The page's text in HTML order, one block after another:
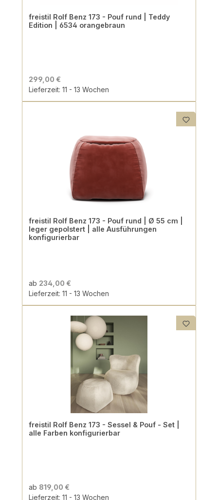
freistil Rolf Benz 173 - Pouf rund | Teddy
Edition | 6534 orangebraun
299,00 €
Lieferzeit: 11 - 13 Wochen
freistil Rolf Benz 173 - Pouf rund | Ø 55 cm |
leger gepolstert | alle Ausführungen
konfigurierbar
ab 234,00 €
Lieferzeit: 11 - 13 Wochen
freistil Rolf Benz 173 - Sessel & Pouf - Set |
alle Farben konfigurierbar
ab 819,00 €
Lieferzeit: 11 - 13 Wochen